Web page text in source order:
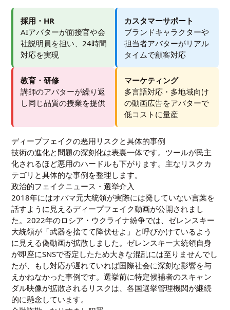
採用・HR
AIアバターが面接官や会
社説明員を担い、24時間
対応を実現
カスタマーサポート
ブランドキャラクターや
担当者アバターがリアル
タイムで顧客対応
教育・研修
講師のアバターが繰り返
し同じ品質の授業を提供
マーケティング
多言語対応・多地域向け
の動画広告をアバターで
低コストに量産
ディープフェイクの悪用リスクと具体的事例
技術の進化と問題の深刻化は表裏一体です。ツールが民主
化されるほど悪用のハードルも下がります。主なリスクカ
テゴリと具体的な事例を整理します。
政治的フェイクニュース・選挙介入
2018年にはオバマ元大統領が実際には発していない言葉を
話すように見えるディープフェイク動画が公開されまし
た。2022年のロシア・ウクライナ紛争では、ゼレンスキー
大統領が「武器を捨てて降伏せよ」と呼びかけているよう
に見える偽動画が拡散しました。ゼレンスキー大統領自身
が即座にSNSで否定したため大きな混乱には至りませんでし
たが、もし対応が遅れていれば国際社会に深刻な影響を与
えかねなかった事例です。選挙前に特定候補者のスキャン
ダル映像が拡散されるリスクは、各国選挙管理機関が継続
的に懸念しています。